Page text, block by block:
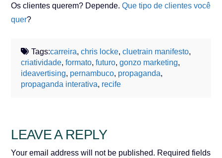
Os clientes querem? Depende.Que tipo de clientes você
quer?
Tags:carreira,chris locke,cluetrain manifesto,
criatividade,formato,futuro,gonzo marketing,
ideavertising, pernambuco, propaganda,
propaganda interativa, recife
LEAVE A REPLY
Your email address will not be published. Required fields